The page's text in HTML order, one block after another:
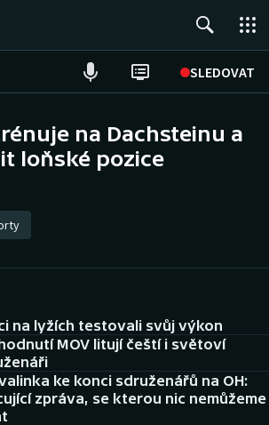
SLEDOVAT
na Dachsteinu a
loňské pozice
na lyžích testovali svůj výkon
MOV litují čeští i světoví
ke konci sdruženářů na OH:
zpráva, se kterou nic nemůžeme